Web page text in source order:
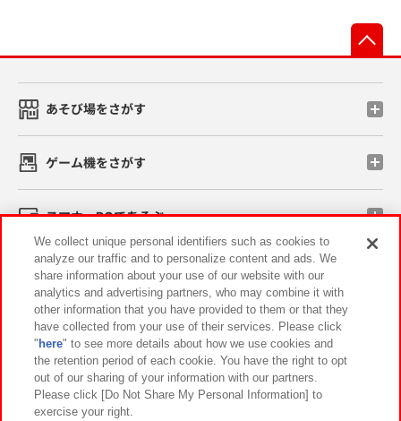
あそび場をさがす
ゲーム機をさがす
スマホ・PCであそぶ
イベント・キャンペーン
関連会社 サステナビリティ サイトポリシー
プライバシーポリシー ウェブアクセシビリティ方針と検証結果
お取引先さまとともに
We collect unique personal identifiers such as cookies to
analyze our traffic and to personalize content and ads. We
share information about your use of our website with our
analytics and advertising partners, who may combine it with
other information that you have provided to them or that they
have collected from your use of their services. Please click
" here" to see more details about how we use cookies and
the retention period of each cookie. You have the right to opt
out of our sharing of your information with our partners.
Please click [Do Not Share My Personal Information] to
exercise your right.